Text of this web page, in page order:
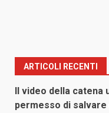
ARTICOLI RECENTI
Il video della catena
permesso di salvare